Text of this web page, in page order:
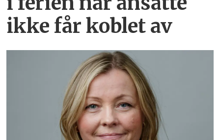
ikke får koblet av